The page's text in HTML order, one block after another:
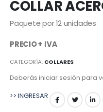
COLLAR
Paquete por 12 unidades
PRECIO + IVA
CATEGORÍA: COLLARES
Deberás iniciar sesión para
>> INGRESAR